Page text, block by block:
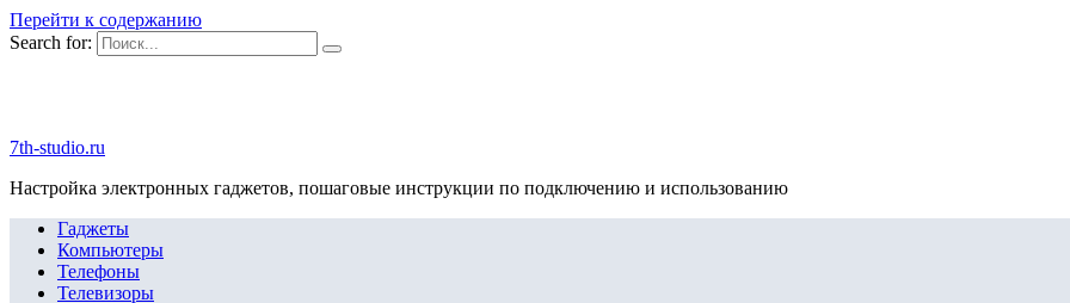
Перейти к содержанию
Search for:
7th-studio.ru
Настройка электронных гаджетов, пошаговые инструкции по подключению и использованию
Гаджеты
Компьютеры
Телефоны
Телевизоры